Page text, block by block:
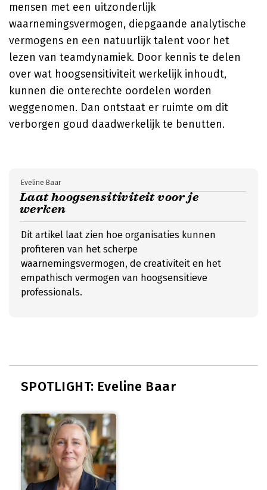
mensen met een uitzonderlijk
waarnemingsvermogen, diepgaande analytische
vermogens en een natuurlijk talent voor het
lezen van teamdynamiek. Door kennis te delen
over wat hoogsensitiviteit werkelijk inhoudt,
kunnen die onterechte oordelen worden
weggenomen. Dan ontstaat er ruimte om dit
verborgen goud daadwerkelijk te benutten.
Laat hoogsensitiviteit voor je
werken
Eveline Baar
Dit artikel laat zien hoe organisaties kunnen
profiteren van het scherpe
waarnemingsvermogen, de creativiteit en het
empathisch vermogen van hoogsensitieve
professionals.
SPOTLIGHT: Eveline Baar